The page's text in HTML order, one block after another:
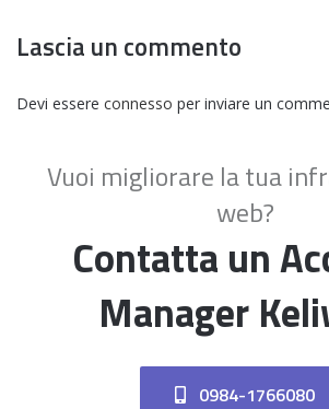
Lascia un commento
Devi essere connesso per inviare un
Vuoi migliorare la tua
web?
Contatta un
Manager
0984-1766080